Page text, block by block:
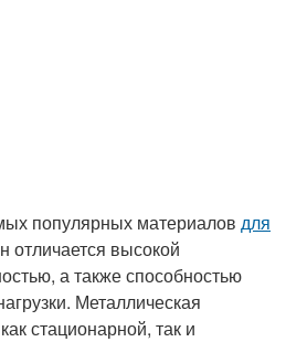
популярных материалов для
отличается высокой
а также способностью
Металлическая
стационарной, так и